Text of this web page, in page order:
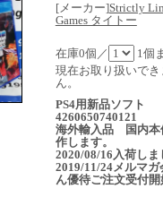
[メーカー]Strictly
Games タイトー
在庫0個／
1個
現在お取り扱いでき
ん。
PS4用新品ソフト
4260650740121
海外輸入品 国内本
作します。
2020/08/16入荷しま
2019/11/24メルマガ
ん優待ご注文受付開